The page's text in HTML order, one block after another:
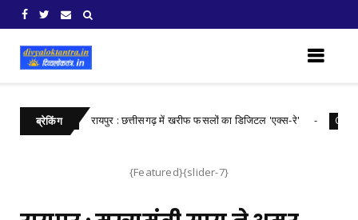
ब्रेकिंग ​रायपुर : ​छत्तीसगढ़ में खरीफ फसलों का डिजिटल 'एक्स-रे'
{Featured}{slider-7}